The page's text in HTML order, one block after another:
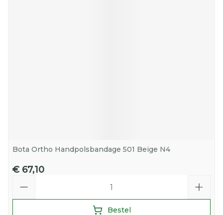
Bota Ortho Handpolsbandage 501 Beige N4
€ 67,10
Bestel